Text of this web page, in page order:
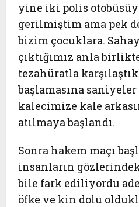
yine iki polis
gerilmiştim ama pek
bizim çocuklara.
çıktığımız anla
tezahüratla
başlamasına
kalecimize kale
atılmaya başlandı.
Sonra hakem maçı
insanların
bile fark ediliyordu
öfke ve kin dolu